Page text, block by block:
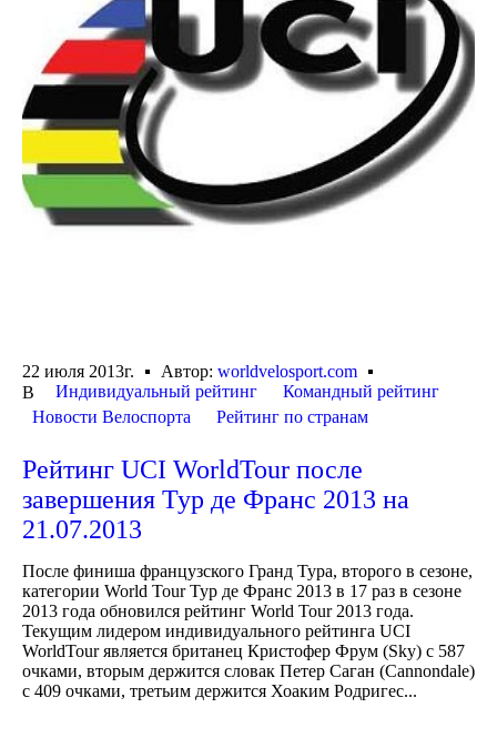
22 июля 2013г. Автор: worldvelosport.com
В
Индивидуальный рейтинг
Командный рейтинг
Новости Велоспорта
Рейтинг по странам
Рейтинг UCI WorldTour после
завершения Тур де Франс 2013 на
21.07.2013
После финиша французского Гранд Тура, второго в сезоне,
категории World Tour Тур де Франс 2013 в 17 раз в сезоне
2013 года обновился рейтинг World Tour 2013 года.
Текущим лидером индивидуального рейтинга UCI
WorldTour является британец Кристофер Фрум (Sky) с 587
очками, вторым держится словак Петер Саган (Cannondale)
с 409 очками, третьим держится Хоаким Родригес...